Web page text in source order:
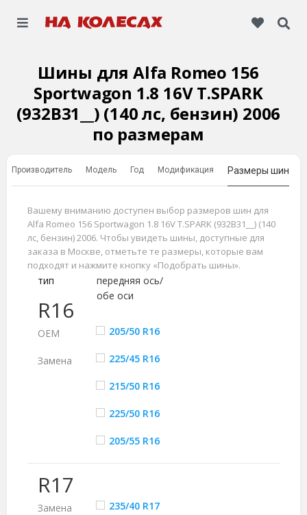
Шины для Alfa Romeo 156
Sportwagon 1.8 16V T.SPARK
(932B31__) (140 лс, бензин) 2006
по размерам
Производитель Модель Год Модификация Размеры шин
Вашему вниманию доступен выбор размеров шин для
Alfa Romeo 156 Sportwagon 1.8 16V T.SPARK (932B31__) (140
лс, бензин) 2006. Чтобы увидеть шины, доступные для
заказа в Москве, отметьте те размеры, которые вам
подходят и нажмите кнопку «Подобрать шины».
R16
тип
передняя ось/
обе оси
ОЕМ 205/50 R16
Замена 225/45 R16
215/50 R16
225/50 R16
205/55 R16
R17
Замена 235/40 R17